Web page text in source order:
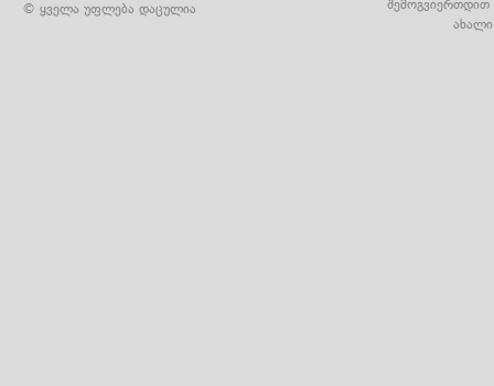
© ყველა უფლება დაცულია
შემოგვიერთდით
ახალი